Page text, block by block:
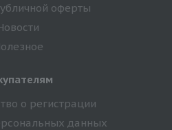
оферты
о регистрации
данных